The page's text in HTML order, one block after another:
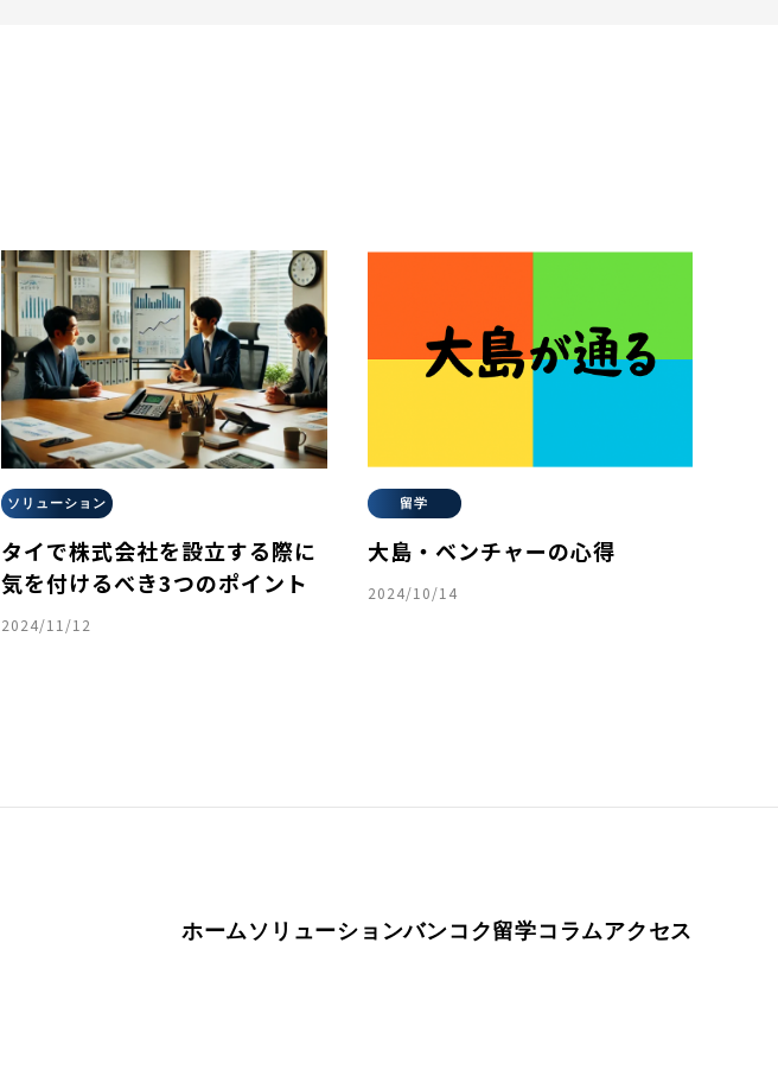
ソリューション
タイで株式会社を設立する際に
気を付けるべき3つのポイント
2024/11/12
留学
大島・ベンチャーの心得
2024/10/14
ホームソリューションバンコク留学コラムアクセス